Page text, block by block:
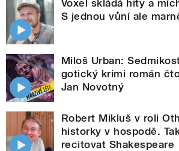
Voxel skládá hity a
S jednou vůní ale
Miloš Urban:
gotický krimi román
Jan Novotný
Robert Mikluš v roli
historky v hospodě.
recitovat Shakespeare